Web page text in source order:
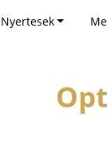
Nyertesek